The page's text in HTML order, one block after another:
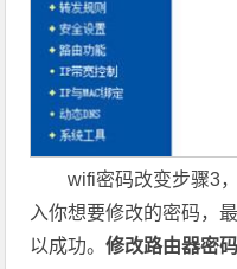
wifi密码改变步骤3
入你想要修改的密码，
以成功。修改路由器密